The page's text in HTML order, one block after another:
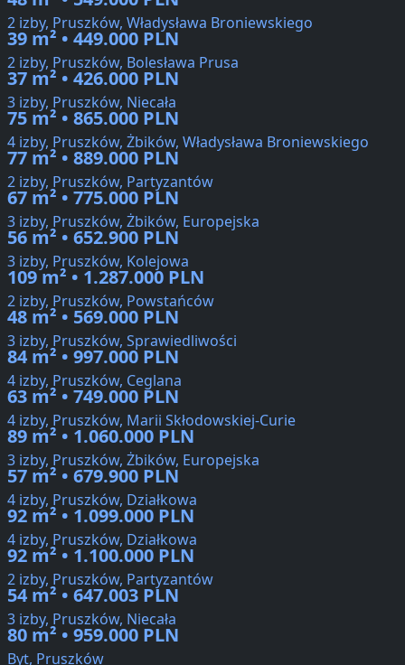
2 izby, Pruszków, Władysława Broniewskiego
39 m² • 449.000 PLN
2 izby, Pruszków, Bolesława Prusa
37 m² • 426.000 PLN
3 izby, Pruszków, Niecała
75 m² • 865.000 PLN
4 izby, Pruszków, Żbików, Władysława Broniewskiego
77 m² • 889.000 PLN
2 izby, Pruszków, Partyzantów
67 m² • 775.000 PLN
3 izby, Pruszków, Żbików, Europejska
56 m² • 652.900 PLN
3 izby, Pruszków, Kolejowa
109 m² • 1.287.000 PLN
2 izby, Pruszków, Powstańców
48 m² • 569.000 PLN
3 izby, Pruszków, Sprawiedliwości
84 m² • 997.000 PLN
4 izby, Pruszków, Ceglana
63 m² • 749.000 PLN
4 izby, Pruszków, Marii Skłodowskiej-Curie
89 m² • 1.060.000 PLN
3 izby, Pruszków, Żbików, Europejska
57 m² • 679.900 PLN
4 izby, Pruszków, Działkowa
92 m² • 1.099.000 PLN
4 izby, Pruszków, Działkowa
92 m² • 1.100.000 PLN
2 izby, Pruszków, Partyzantów
54 m² • 647.003 PLN
3 izby, Pruszków, Niecała
80 m² • 959.000 PLN
Byt, Pruszków